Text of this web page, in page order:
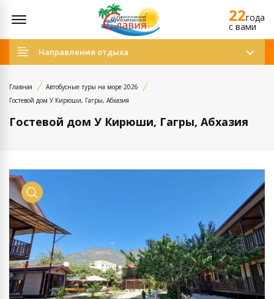
22года
c вами
Направления отдыха
Главная
Автобусные туры на море 2026
Гостевой дом У Кирюши, Гагры, Абхазия
Гостевой дом У Кирюши, Гагры, Абхазия
Просмотр